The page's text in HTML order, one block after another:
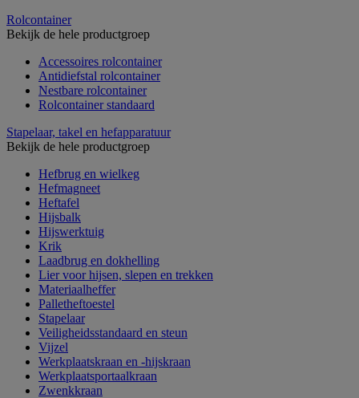
Rolcontainer
Bekijk de hele productgroep
Accessoires rolcontainer
Antidiefstal rolcontainer
Nestbare rolcontainer
Rolcontainer standaard
Stapelaar, takel en hefapparatuur
Bekijk de hele productgroep
Hefbrug en wielkeg
Hefmagneet
Heftafel
Hijsbalk
Hijswerktuig
Krik
Laadbrug en dokhelling
Lier voor hijsen, slepen en trekken
Materiaalheffer
Palletheftoestel
Stapelaar
Veiligheidsstandaard en steun
Vijzel
Werkplaatskraan en -hijskraan
Werkplaatsportaalkraan
Zwenkkraan